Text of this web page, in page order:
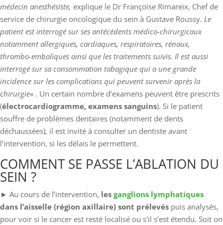
médecin anesthésiste, explique le Dr Françoise Rimareix, Chef de
service de chirurgie oncologique du sein à Gustave Roussy. Le
patient est interrogé sur ses antécédents médico-chirurgicaux
notamment allergiques, cardiaques, respiratoires, rénaux,
thrombo-emboliques ainsi que les traitements suivis. Il est aussi
interrogé sur sa consommation tabagique qui a une grande
incidence sur les complications qui peuvent survenir après la
chirurgie« . Un certain nombre d’examens peuvent être prescrits
(électrocardiogramme, examens sanguins). Si le patient
souffre de problèmes dentaires (notamment de dents
déchaussées), il est invité à consulter un dentiste avant
l’intervention, si les délais le permettent.
COMMENT SE PASSE L’ABLATION DU
SEIN ?
► Au cours de l’intervention, les ganglions lymphatiques
dans l’aisselle (région axillaire) sont prélevés puis analysés,
pour voir si le cancer est resté localisé ou s’il s’est étendu. Soit on